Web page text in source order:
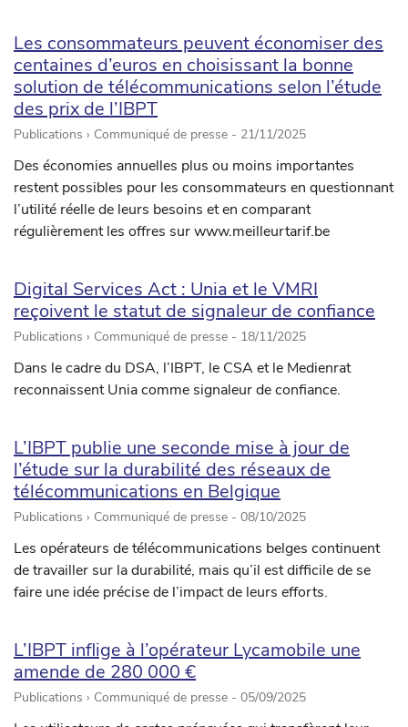
Les consommateurs peuvent économiser des
centaines d’euros en choisissant la bonne
solution de télécommunications selon l’étude
des prix de l’IBPT
Publications › Communiqué de presse - 21/11/2025
Des économies annuelles plus ou moins importantes
restent possibles pour les consommateurs en questionnant
l’utilité réelle de leurs besoins et en comparant
régulièrement les offres sur www.meilleurtarif.be
Digital Services Act : Unia et le VMRI
reçoivent le statut de signaleur de confiance
Publications › Communiqué de presse - 18/11/2025
Dans le cadre du DSA, l’IBPT, le CSA et le Medienrat
reconnaissent Unia comme signaleur de confiance.
L’IBPT publie une seconde mise à jour de
l’étude sur la durabilité des réseaux de
télécommunications en Belgique
Publications › Communiqué de presse - 08/10/2025
Les opérateurs de télécommunications belges continuent
de travailler sur la durabilité, mais qu’il est difficile de se
faire une idée précise de l’impact de leurs efforts.
L’IBPT inflige à l’opérateur Lycamobile une
amende de 280 000 €
Publications › Communiqué de presse - 05/09/2025